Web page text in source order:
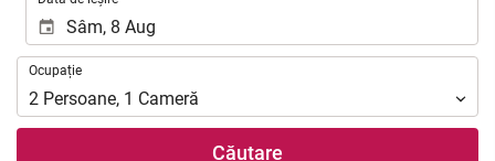
Ocupație
Ocupație
2 Persoane, 1 Cameră
Căutare